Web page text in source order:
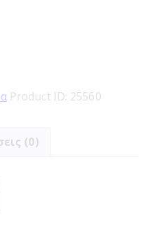
Product ID: 25560
(0)